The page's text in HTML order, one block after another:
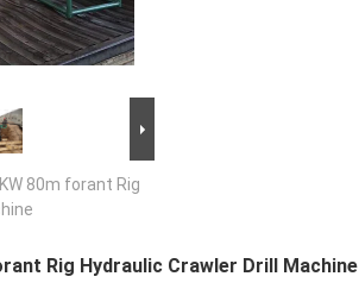
80m forant Rig
Rig Hydraulic Crawler Drill Machine